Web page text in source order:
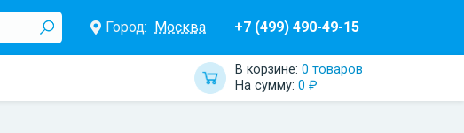
Город: Москва +7 (499) 490-49-15
В корзине: 0 товаров
На сумму: 0 ₽